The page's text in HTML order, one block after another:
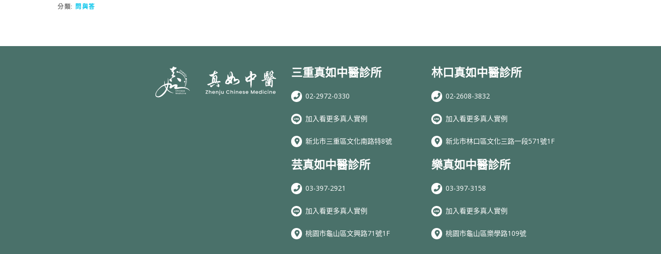
分類: 問與答
三重真如中醫診所
02-2972-0330
加入看更多真人實例
新北市三重區文化南路特8號
芸真如中醫診所
03-397-2921
加入看更多真人實例
桃園市龜山區文興路71號1F
林口真如中醫診所
02-2608-3832
加入看更多真人實例
新北市林口區文化三路一段571號1F
樂真如中醫診所
03-397-3158
加入看更多真人實例
桃園市龜山區樂學路109號